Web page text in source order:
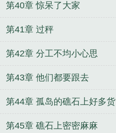
第40章 惊呆了大家
第41章 过秤
第42章 分工不均小心思
第43章 他们都要跟去
第44章 孤岛的礁石上好多货
第45章 礁石上密密麻麻